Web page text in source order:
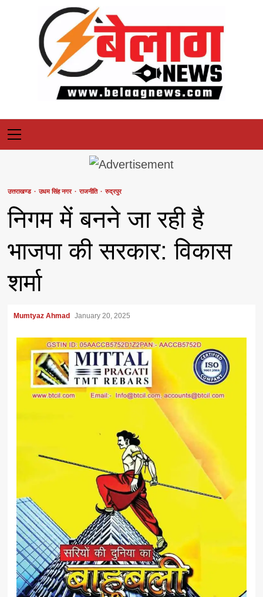
Primary
Menu
उत्तराखण्ड उधम सिंह नगर राजनीति रुद्रपुर
निगम में बनने जा रही है
भाजपा की सरकार: विकास
शर्मा
Mumtyaz Ahmad January 20, 2025